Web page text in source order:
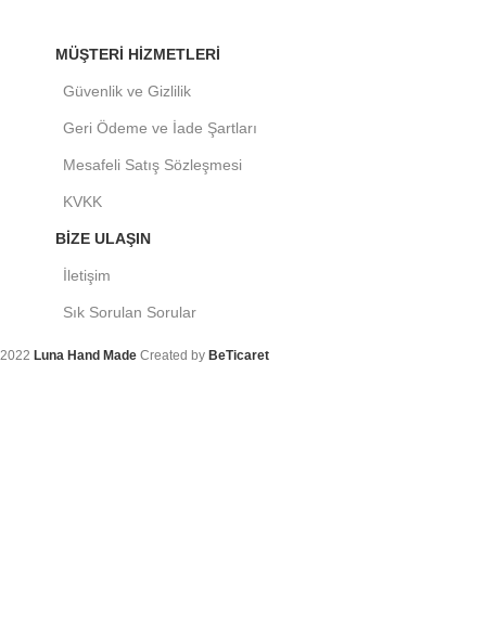
MÜŞTERI HIZMETLERI
Güvenlik ve Gizlilik
Geri Ödeme ve İade Şartları
Mesafeli Satış Sözleşmesi
KVKK
BIZE ULAŞIN
İletişim
Sık Sorulan Sorular
2022 Luna Hand Made Created by BeTicaret